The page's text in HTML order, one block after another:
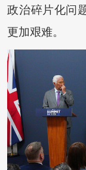
政治碎片化问
更加艰难。